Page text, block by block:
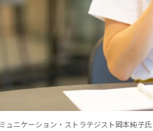
ュニケーション・ストラテジスト岡本純子氏